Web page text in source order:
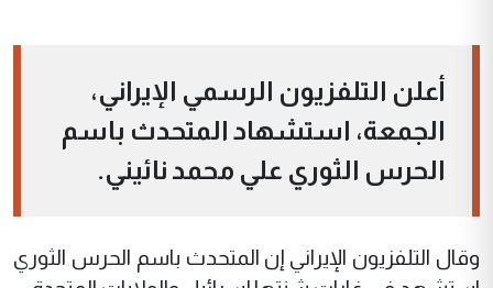
أعلن التلفزيون الرسمي الإيراني،
الجمعة، استشهاد المتحدث باسم
الحرس الثوري علي محمد نائيني.
وقال التلفزيون الإيراني إن المتحدث باسم الحرس الثوري